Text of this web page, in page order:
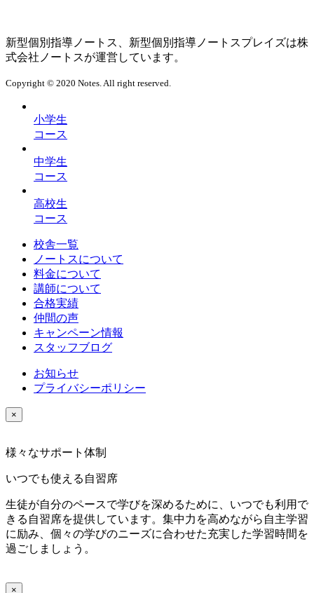
新型個別指導ノートス、新型個別指導ノートスプレイズは株
式会社ノートスが運営しています。
Copyright © 2020 Notes. All right reserved.
小学生
コース
中学生
コース
高校生
コース
校舎一覧
ノートスについて
料金について
講師について
合格実績
仲間の声
キャンペーン情報
スタッフブログ
お知らせ
プライバシーポリシー
×
様々なサポート体制
いつでも使える自習席
生徒が自分のペースで学びを深めるために、いつでも利用で
きる自習席を提供しています。集中力を高めながら自主学習
に励み、個々の学びのニーズに合わせた充実した学習時間を
過ごしましょう。
×